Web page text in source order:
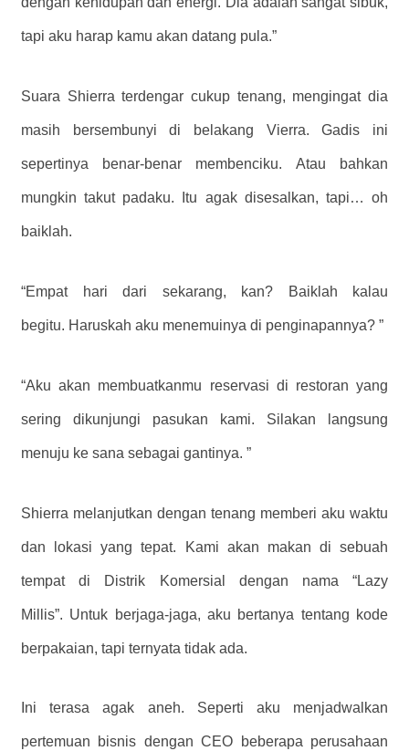
tapi aku harap kamu akan datang pula.”
Suara Shierra terdengar cukup tenang, mengingat dia
masih bersembunyi di belakang Vierra. Gadis ini
sepertinya benar-benar membenciku. Atau bahkan
mungkin takut padaku. Itu agak disesalkan, tapi… oh
baiklah.
“Empat hari dari sekarang, kan? Baiklah kalau
begitu. Haruskah aku menemuinya di penginapannya? ”
“Aku akan membuatkanmu reservasi di restoran yang
sering dikunjungi pasukan kami. Silakan langsung
menuju ke sana sebagai gantinya. ”
Shierra melanjutkan dengan tenang memberi aku waktu
dan lokasi yang tepat. Kami akan makan di sebuah
tempat di Distrik Komersial dengan nama “Lazy
Millis”. Untuk berjaga-jaga, aku bertanya tentang kode
berpakaian, tapi ternyata tidak ada.
Ini terasa agak aneh. Seperti aku menjadwalkan
pertemuan bisnis dengan CEO beberapa perusahaan